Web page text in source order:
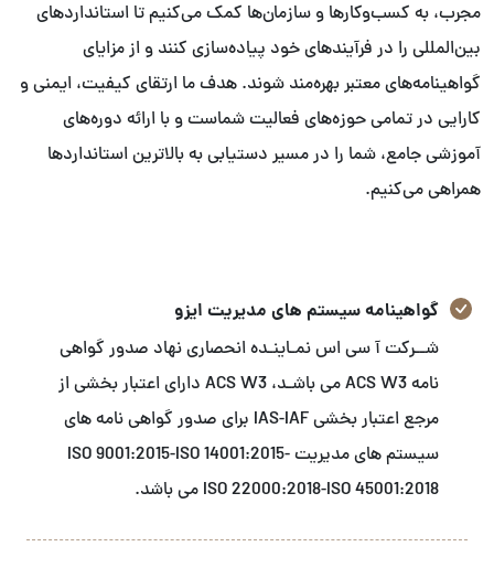
مجرب، به کسب‌وکارها و سازمان‌ها کمک می‌کنیم تا استانداردهای
بین‌المللی را در فرآیندهای خود پیاده‌سازی کنند و از مزایای
گواهینامه‌های معتبر بهره‌مند شوند. هدف ما ارتقای کیفیت، ایمنی و
کارایی در تمامی حوزه‌های فعالیت شماست و با ارائه دوره‌های
آموزشی جامع، شما را در مسیر دستیابی به بالاترین استانداردها
همراهی می‌کنیم.
گواهینامه سیستم های مدیریت ایزو
شــرکت آ سی اس نمـاینـده انحصاری نهاد صدور گواهی
نامه ACS W3 می باشـد، ACS W3 دارای اعتبار بخشی از
مرجع اعتبار بخشی IAS-IAF برای صدور گواهی نامه های
سیستم های مدیریت ISO 9001:2015-ISO 14001:2015-
ISO 22000:2018-ISO 45001:2018 می باشد.